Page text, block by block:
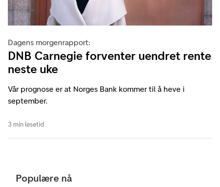
Dagens morgenrapport:
DNB Carnegie forventer uendret rente
neste uke
Vår prognose er at Norges Bank kommer til å heve i
september.
3 min lesetid
Populære nå